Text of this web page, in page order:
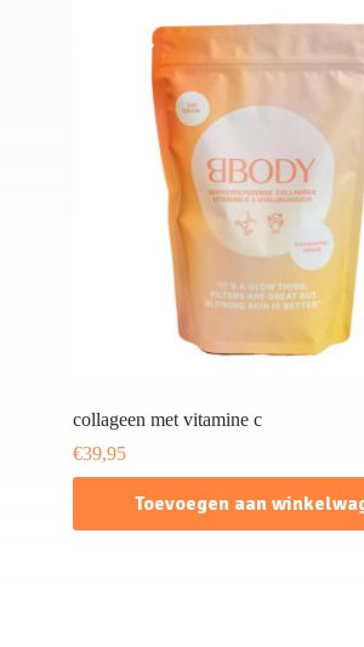
collageen met vitamine c
€39,95
Toevoegen aan